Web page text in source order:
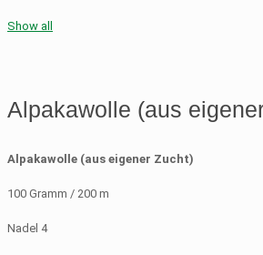
Show all
Alpakawolle (aus
Alpakawolle (aus eigener Zucht)
100 Gramm / 200 m
Nadel 4